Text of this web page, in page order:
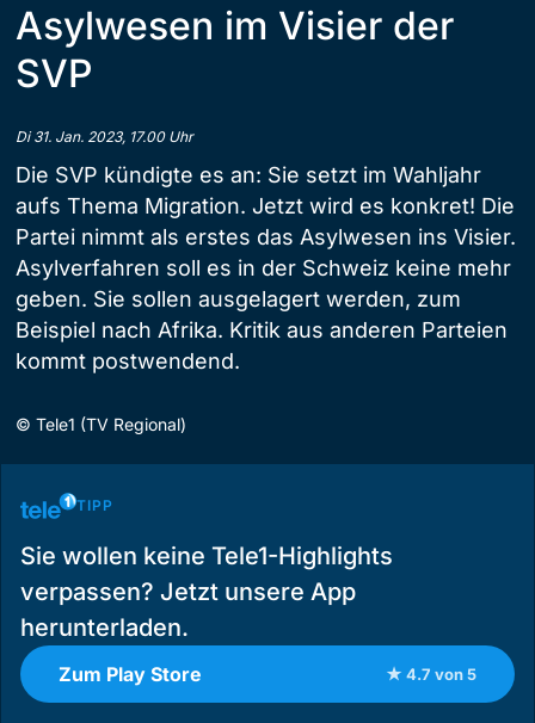
Asylwesen im Visier der
SVP
Di 31. Jan. 2023, 17.00 Uhr
Die SVP kündigte es an: Sie setzt im Wahljahr
aufs Thema Migration. Jetzt wird es konkret! Die
Partei nimmt als erstes das Asylwesen ins Visier.
Asylverfahren soll es in der Schweiz keine mehr
geben. Sie sollen ausgelagert werden, zum
Beispiel nach Afrika. Kritik aus anderen Parteien
kommt postwendend.
© Tele1 (TV Regional)
TIPP
Sie wollen keine Tele1-Highlights
verpassen? Jetzt unsere App
herunterladen.
Zum Play Store ★ 4.7 von 5